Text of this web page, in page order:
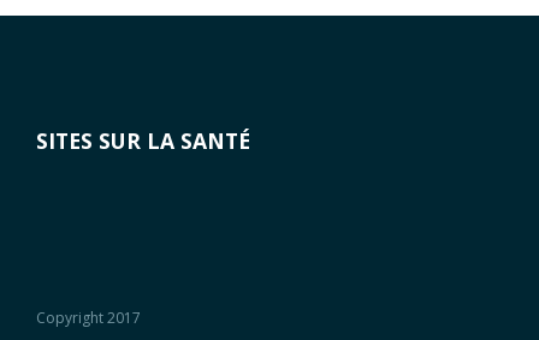
SITES SUR LA SANTÉ
Copyright 2017